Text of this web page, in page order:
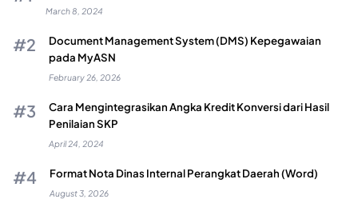
March 8, 2024
Document Management System (DMS) Kepegawaian
pada MyASN
February 26, 2026
Cara Mengintegrasikan Angka Kredit Konversi dari Hasil
Penilaian SKP
April 24, 2024
Format Nota Dinas Internal Perangkat Daerah (Word)
August 3, 2026